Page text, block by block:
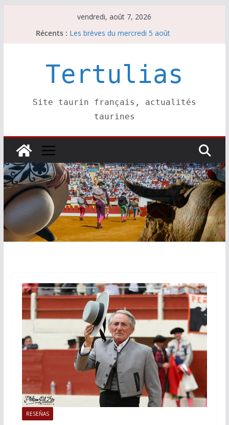
vendredi, août 7, 2026
Récents : Les brèves du mercredi 5 août
Escalafón 2026 – novilleros –
Tertulias
Site taurin français, actualités
taurines
RESEÑAS